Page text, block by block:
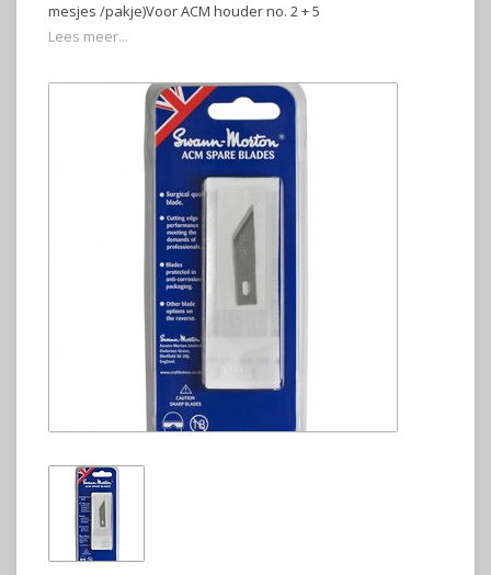
mesjes /pakje)Voor ACM houder no. 2 + 5
Lees meer...